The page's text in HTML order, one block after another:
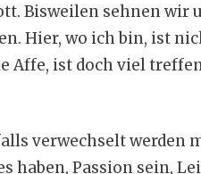
Bisweilen sehnen wir
Hier, wo ich bin, ist
Affe, ist doch viel
verwechselt werden
haben, Passion sein,